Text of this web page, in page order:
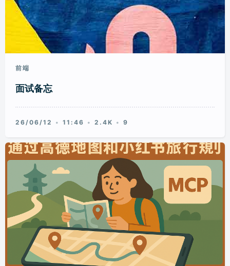
前端
面试备忘
26/06/12 11:46 2.4K 9